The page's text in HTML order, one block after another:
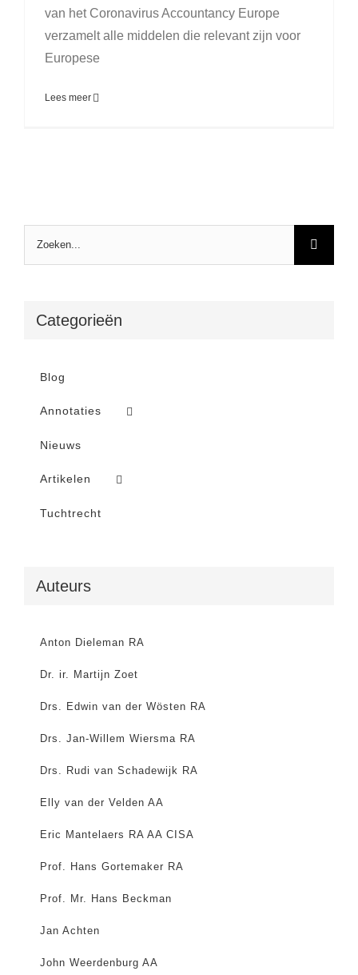
van het Coronavirus Accountancy Europe
verzamelt alle middelen die relevant zijn voor
Europese
Lees meer
Categorieën
Blog
Annotaties
Nieuws
Artikelen
Tuchtrecht
Auteurs
Anton Dieleman RA
Dr. ir. Martijn Zoet
Drs. Edwin van der Wösten RA
Drs. Jan-Willem Wiersma RA
Drs. Rudi van Schadewijk RA
Elly van der Velden AA
Eric Mantelaers RA AA CISA
Prof. Hans Gortemaker RA
Prof. Mr. Hans Beckman
Jan Achten
John Weerdenburg AA